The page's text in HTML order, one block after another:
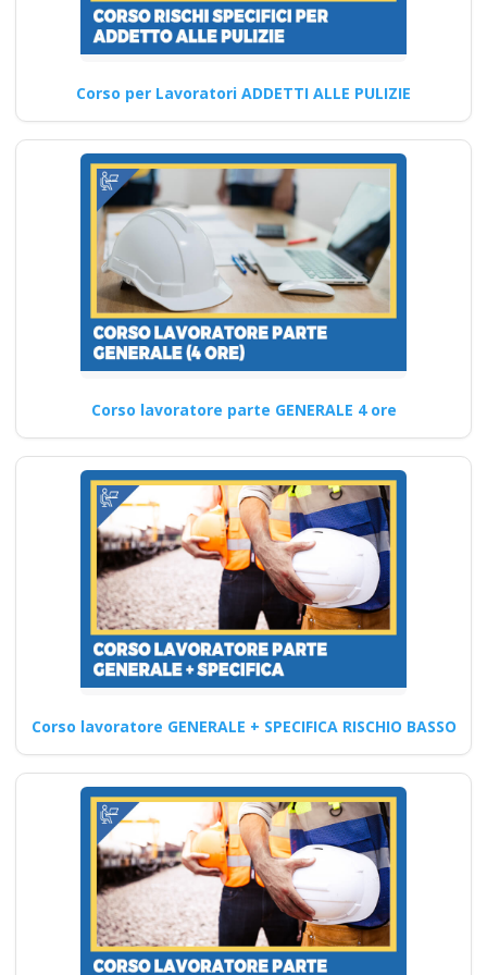
industrie aziende
imprenditore
obblighi formazione
partecipata datore
di lavoro
Come assicurare la continuità
e la coerenza dei contenuti
dei corsi per…
Continua
Come sarà valutata
l'efficacia dei corsi
antincendio
introdotti nel nuovo
accordo Stato-
Regioni del 2025?
corso formatore rspp
datore lavoratori
rischio basso medio
alto
normativa…
Continua
Sicurezza e Salute
Corso per Lavoratori ADDETTI ALLE PULIZIE
Corso lavoratore parte GENERALE 4 ore
Corso lavoratore GENERALE + SPECIFICA RISCHIO BASSO